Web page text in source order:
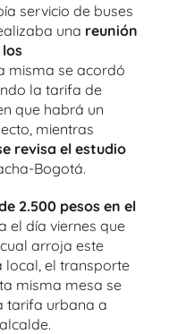
servicio de buses
una reunión
misma se acordó
la tarifa de
que habrá un
mientras
revisa el estudio
Bogotá.
2.500 pesos en el
el día viernes que
arroja este
local, el transporte
misma mesa se
tarifa urbana a